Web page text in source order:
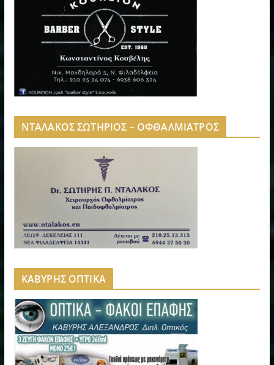
ΝΤΑΛΑΚΟΣ ΣΩΤΗΡΙΟΣ – ΟΦΘΑΛΜΙΑΤΡΟΣ
ΚΑΒΥΡΗΣ ΟΠΤΙΚΑ